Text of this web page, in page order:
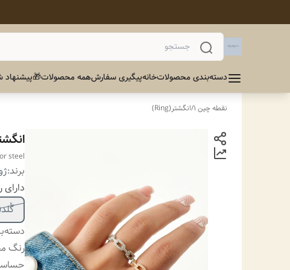
دسته‌بندی محصولاتخانهپیگیری سفارشهمه محصولات🎁پیشنهاد
نقطه چین 1 /انگشتر(Ring)
steel
برند:
رنگ